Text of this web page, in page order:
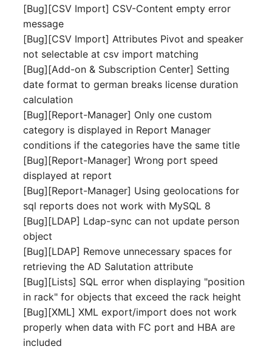
Release Notes 1.12
Release Notes 1.11
Release Notes 1.10
Release Notes 1.9
Release Notes 1.8
Release Notes 1.7
Datenbankobjekte
Datenbankschema
Datenbanktabelle
Datenbankzuweisung
Datensicherung
Datensicherung
(zugewiesene Objekte)
DBMS Information
DHCP
Dienste
Drucker
Client
Konverter
Kryptokarte
Land
Layer-2-Netz
Layer-3-Netz
Leerrohr
Lizenzen
Middleware
Mobiltelefon
Standorte
Switch Stacking
Variable Reports
VM provisionieren
(veraltet)
URL-Router
VIVA
VIVA2 (IT-
Grundschutz)
Workflow
[Bug][CSV Import] CSV-Content empty error
message
[Bug][CSV Import] Attributes Pivot and speaker
not selectable at csv import matching
[Bug][Add-on & Subscription Center] Setting
date format to german breaks license duration
calculation
[Bug][Report-Manager] Only one custom
category is displayed in Report Manager
conditions if the categories have the same title
[Bug][Report-Manager] Wrong port speed
displayed at report
[Bug][Report-Manager] Using geolocations for
sql reports does not work with MySQL 8
[Bug][LDAP] Ldap-sync can not update person
object
[Bug][LDAP] Remove unnecessary spaces for
retrieving the AD Salutation attribute
[Bug][Lists] SQL error when displaying "position
in rack" for objects that exceed the rack height
[Bug][XML] XML export/import does not work
properly when data with FC port and HBA are
included